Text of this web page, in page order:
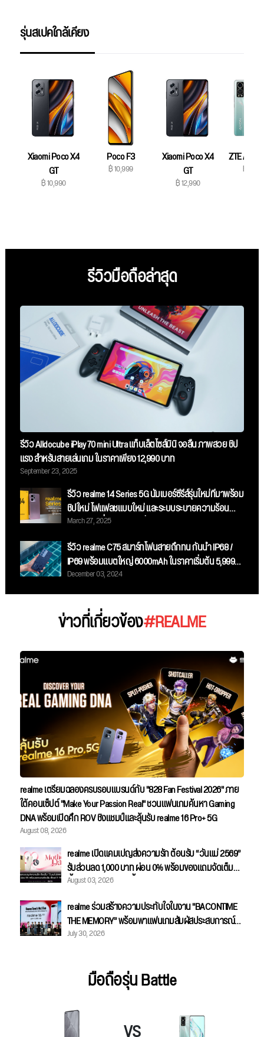
รุ่นสเปคใกล้เคียง
Xiaomi Poco X4
GT
฿ 10,990
Poco F3
฿ 10,999
Xiaomi Poco X4
GT
฿ 12,990
ZTE Axon
฿
รีวิวมือถือล่าสุด
รีวิว Alldocube iPlay 70 mini Ultra แท็บเล็ตไซส์มินิ จอลื่น ภาพสวย ชิป
แรง สำหรับสายเล่นเกม ในราคาเพียง 12,990 บาท
September 23, 2025
รีวิว realme 14 Series 5G นัมเบอร์ซีรี่ส์รุ่นใหม่ที่มาพร้อม
ชิปใหม่ ไฟแฟลชแบบใหม่ และระบบระบายความร้อน
ขนาดใหญ่ที่สุด ในราคาเริ่มต้น 11,999 บาท
March 27, 2025
รีวิว realme C75 สมาร์ทโฟนสายถึกทน กันน้ำ IP68 /
IP69 พร้อมแบตใหญ่ 6000mAh ในราคาเริ่มต้น 5,999
บาท
December 03, 2024
ข่าวที่เกี่ยวข้อง#REALME
realme เตรียมฉลองครบรอบแบรนด์กับ "828 Fan Festival 2026" ภาย
ใต้คอนเซ็ปต์ "Make Your Passion Real" ชวนแฟนเกมค้นหา Gaming
DNA พร้อมเปิดศึก ROV ชิงแชมป์และลุ้นรับ realme 16 Pro+ 5G
August 08, 2026
realme เปิดแคมเปญส่งความรัก ต้อนรับ “วันแม่ 2569”
รับส่วนลด 1,000 บาท ผ่อน 0% พร้อมของแถมจัดเต็ม
ตั้งแต่ 1-14 สิงหาคมนี้
August 03, 2026
realme ร่วมสร้างความประทับใจในงาน "BACONTIME
THE MEMORY” พร้อมพาแฟนเกมสัมผัสประสบการณ์
Gaming Master อย่างใกล้ชิด
July 30, 2026
มือถือรุ่น Battle